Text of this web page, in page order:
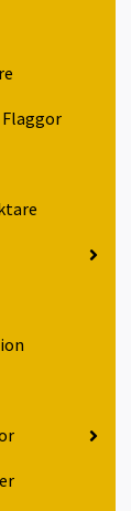
Flaggor